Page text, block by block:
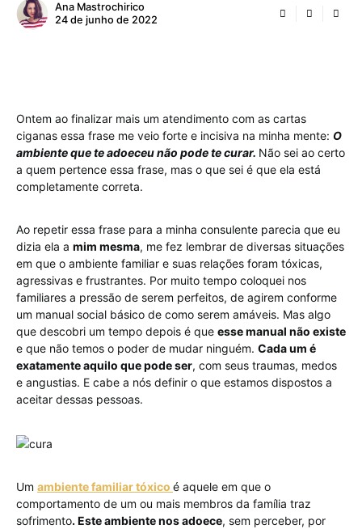
Ana Mastrochirico
24 de junho de 2022
Ontem ao finalizar mais um atendimento com as cartas
ciganas essa frase me veio forte e incisiva na minha mente: O
ambiente que te adoeceu não pode te curar. Não sei ao certo
a quem pertence essa frase, mas o que sei é que ela está
completamente correta.
Ao repetir essa frase para a minha consulente parecia que eu
dizia ela a mim mesma, me fez lembrar de diversas situações
em que o ambiente familiar e suas relações foram tóxicas,
agressivas e frustrantes. Por muito tempo coloquei nos
familiares a pressão de serem perfeitos, de agirem conforme
um manual social básico de como serem amáveis. Mas algo
que descobri um tempo depois é que esse manual não existe
e que não temos o poder de mudar ninguém. Cada um é
exatamente aquilo que pode ser, com seus traumas, medos
e angustias. E cabe a nós definir o que estamos dispostos a
aceitar dessas pessoas.
Um ambiente familiar tóxico é aquele em que o
comportamento de um ou mais membros da família traz
sofrimento. Este ambiente nos adoece, sem perceber, por